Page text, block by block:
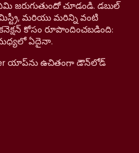
జరుగుతుందో చూడండి. డబుల్
మరియు మరిన్ని వంటి
కోసం రూపొందించబడింది:
ఏదైనా.
యాప్‌ను ఉచితంగా డౌన్‌లోడ్